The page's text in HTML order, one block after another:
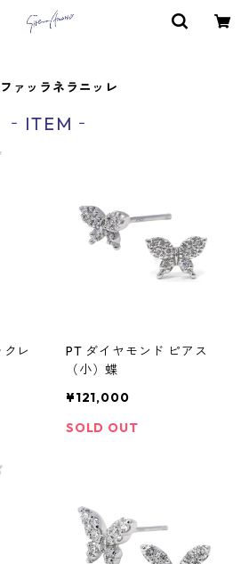
ァッラネラニッレ
‐ITEM‐
レ
PT ダイヤモンド ピアス
（小）蝶
¥121,000
SOLD OUT